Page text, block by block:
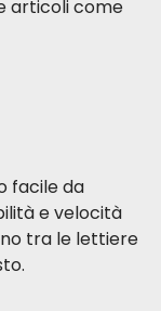
articoli come
facile da
e velocità
tra le lettiere